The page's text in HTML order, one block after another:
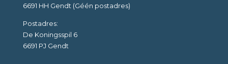
6691 HH Gendt (Géén postadres)
Postadres:
De Koningsspil 6
6691 PJ Gendt